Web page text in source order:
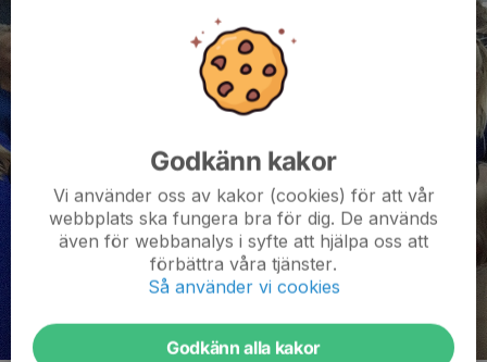
Godkänn kakor
Vi använder oss av kakor (cookies) för att vår
webbplats ska fungera bra för dig. De används
även för webbanalys i syfte att hjälpa oss att
förbättra våra tjänster.
Så använder vi cookies
Godkänn alla kakor